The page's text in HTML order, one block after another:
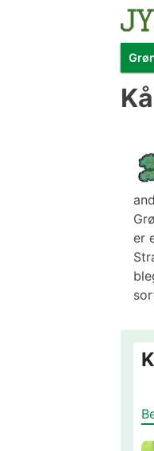
Skip
to
er